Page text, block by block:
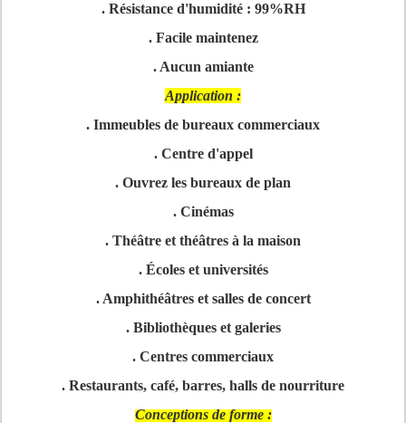
. Résistance d'humidité : 99%RH
. Facile maintenez
. Aucun amiante
Application :
. Immeubles de bureaux commerciaux
. Centre d'appel
. Ouvrez les bureaux de plan
. Cinémas
. Théâtre et théâtres à la maison
. Écoles et universités
. Amphithéâtres et salles de concert
. Bibliothèques et galeries
. Centres commerciaux
. Restaurants, café, barres, halls de nourriture
Conceptions de forme :